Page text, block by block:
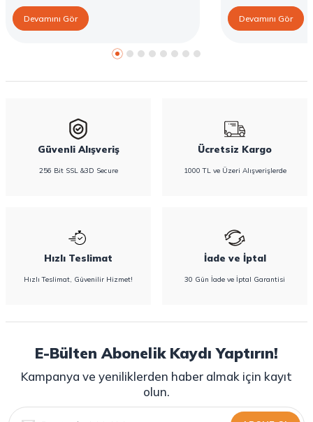
farklı seçenekler, farklı ihtiyaçlara yönelik
koruma sunar. Doğru ped seçimi gün boyu
rehberde hijyenik ped çeşitleri, seçim kriterleri
Devamını Gör
yöntemlerini ve
karşı destekleyici
Devamını Gör
Güvenli Alışveriş
256 Bit SSL &3D Secure
Ücretsiz Kargo
1000 TL ve Üzeri Alışverişlerde
Hızlı Teslimat
Hızlı Teslimat, Güvenilir Hizmet!
İade ve İptal
30 Gün İade ve İptal Garantisi
E-Bülten Abonelik Kaydı Yaptırın!
Kampanya ve yeniliklerden haber almak için kayıt
olun.